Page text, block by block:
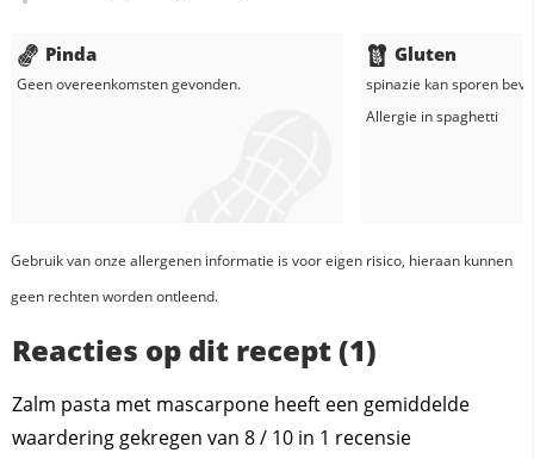
Pinda
Geen overeenkomsten gevonden.
Gluten
spinazie kan sporen
Allergie inspaghetti
Gebruik van onze allergenen informatie is voor eigen risico, hieraan kunnen
geen rechten worden ontleend.
Reacties op dit recept (1)
Zalm pasta met mascarpone heeft een gemiddelde
waardering gekregen van 8/ 10 in 1 recensie